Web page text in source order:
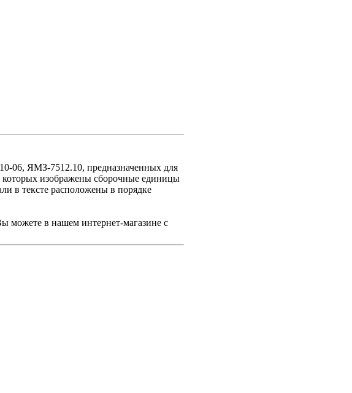
06, ЯМЗ-7512.10, предназначенных для
которых изображены сборочные единицы
в тексте расположены в порядке
можете в нашем интернет-магазине с